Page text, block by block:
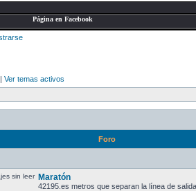
Página en Facebook
| Ver temas activos
Foro
Maratón
42195.es metros que separan la línea de